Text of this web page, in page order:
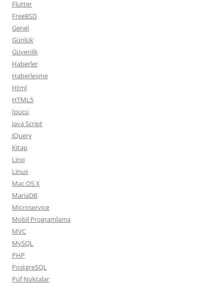
Flutter
FreeBSD
Genel
Günlük
Güvenlik
Haberler
Haberleşme
Html
HTML5
İpucu
Java Script
JQuery
Kitap
Linq
Linux
Mac OS X
MariaDB
Microservice
Mobil Programlama
MVC
MySQL
PHP
PostgreSQL
Püf Noktalar